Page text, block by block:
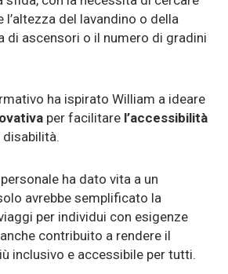
del lavandino o della
di ascensori o il numero di gradini
ha ispirato William a ideare
per facilitare l’accessibilità
disabilità.
ha dato vita a un
avrebbe semplificato la
per individui con esigenze
contribuito a rendere il
inclusivo e accessibile per tutti.